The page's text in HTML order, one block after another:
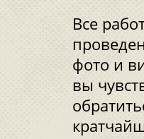
Все
фото и
вы